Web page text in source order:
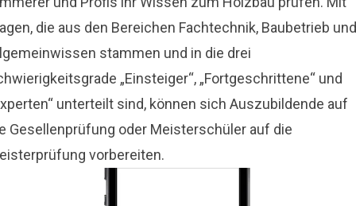
die aus den Bereichen Fachtechnik, Baubetrieb und
stammen und in die drei
„Einsteiger“, „Fortgeschrittene“ und
unterteilt sind, können sich Auszubildende auf
Gesellenprüfung oder Meisterschüler auf die
vorbereiten.